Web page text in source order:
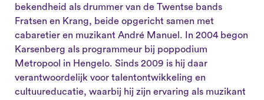
bekendheid als drummer van de Twentse bands
Fratsen en Krang, beide opgericht samen met
cabaretier en muzikant André Manuel. In 2004 begon
Karsenberg als programmeur bij poppodium
Metropool in Hengelo. Sinds 2009 is hij daar
verantwoordelijk voor talentontwikkeling en
cultuureducatie, waarbij hij zijn ervaring als muzikant